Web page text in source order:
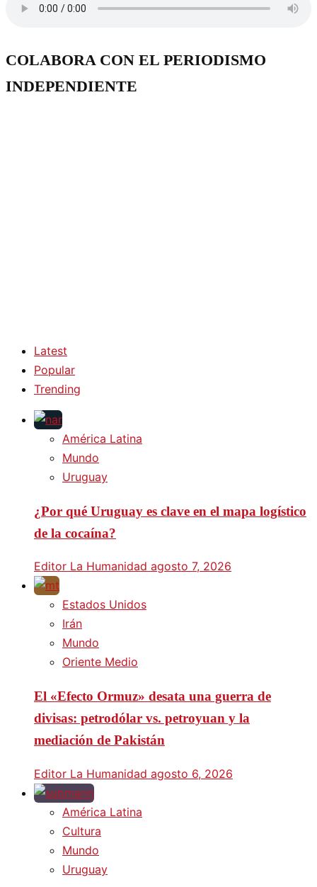
COLABORA CON EL PERIODISMO
INDEPENDIENTE
Latest
Popular
Trending
América Latina
Mundo
Uruguay
¿Por qué Uruguay es clave en el mapa logístico
de la cocaína?
Editor La Humanidad agosto 7, 2026
Estados Unidos
Irán
Mundo
Oriente Medio
El «Efecto Ormuz» desata una guerra de
divisas: petrodólar vs. petroyuan y la
mediación de Pakistán
Editor La Humanidad agosto 6, 2026
América Latina
Cultura
Mundo
Uruguay